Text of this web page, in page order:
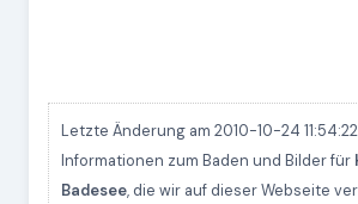
Letzte Änderung am 2010-10-24
Informationen zum Baden und Bilder für
Badesee, die wir auf dieser Webseite